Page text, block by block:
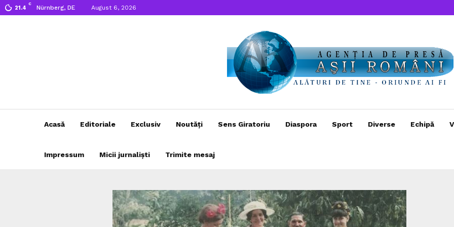
21.4
C
Nürnberg, DE August 6, 2026
Acasă Editoriale Exclusiv Noutăți Sens Giratoriu Diaspora Sport Diverse Echipă
Impressum Micii jurnaliști Trimite mesaj